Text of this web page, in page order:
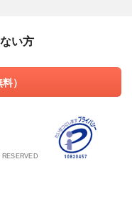
い方
）
RESERVED